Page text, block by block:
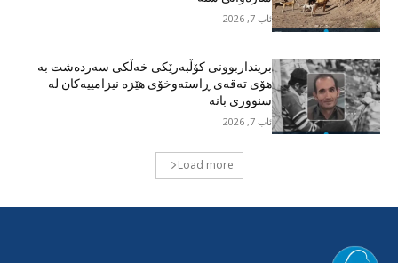
ئاب 7, 2026
برینداربوونی کۆڵبەرێکی خەڵکی سەردەشت بە
هۆی تەقەی ڕاستەوخۆی هێزە نیزامییەکان لە
سنووری بانە
ئاب 7, 2026
Load more